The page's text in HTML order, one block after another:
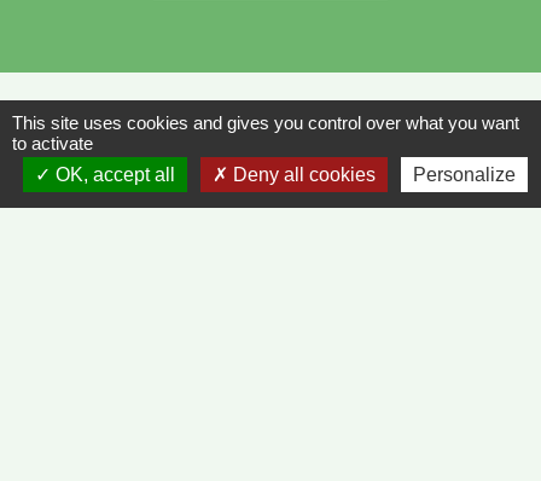
Liens
This site uses cookies and gives you control over what you want
to activate
OK, accept all
Deny all cookies Personalize